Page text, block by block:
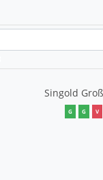
Singold
G G V